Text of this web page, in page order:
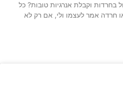
בחרדות וקבלת אנרגיות טובות? כל
חרדה אמר לעצמו ולי, אם רק לא